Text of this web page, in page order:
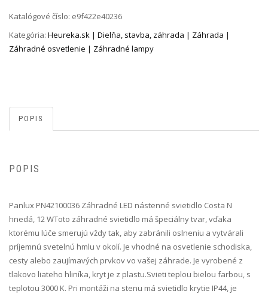
Katalógové číslo: e9f422e40236
Kategória: Heureka.sk | Dielňa, stavba, záhrada | Záhrada |
Záhradné osvetlenie | Záhradné lampy
POPIS
POPIS
Panlux PN42100036 Záhradné LED nástenné svietidlo Costa N
hnedá, 12 W Toto záhradné svietidlo má špeciálny tvar, vďaka
ktorému lúče smerujú vždy tak, aby zabránili oslneniu a vytvárali
príjemnú svetelnú hmlu v okolí. Je vhodné na osvetlenie schodiska,
cesty alebo zaujímavých prvkov vo vašej záhrade. Je vyrobené z
tlakovo liateho hliníka, kryt je z plastu.Svieti teplou bielou farbou, s
teplotou 3000 K. Pri montáži na stenu má svietidlo krytie IP44, je